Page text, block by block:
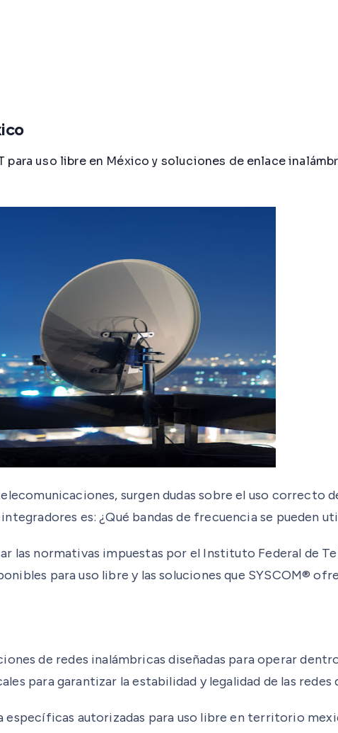
para uso libre en México y soluciones de enlace
surgen dudas sobre el uso correcto
es: ¿Qué bandas de frecuencia se pueden
las normativas impuestas por el Instituto Federal de
para uso libre y las soluciones que SYSCOM®
de redes inalámbricas diseñadas para operar
para garantizar la estabilidad y legalidad de las redes
específicas autorizadas para uso libre en territorio